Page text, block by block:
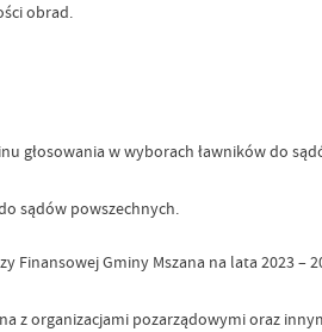
obrad.
głosowania w wyborach ławników do
sądów powszechnych.
Finansowej Gminy Mszana na lata 2023 –
z organizacjami pozarządowymi oraz